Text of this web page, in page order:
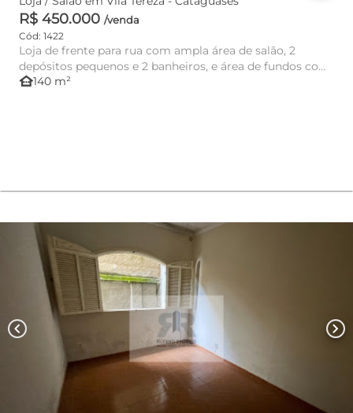
R$ 450.000 /venda
Cód: 1422
Loja de frente para rua com ampla área de salão, 2
depósitos pequenos e 2 banheiros, e área de fundos com
2 cômodos e b...
other_houses140 m²
chevron_left chevron_right